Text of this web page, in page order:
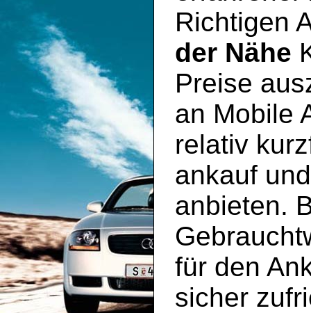
Richtigen
der Nähe
Preise
an Mobile
relativ
ankauf
anbieten.
für den
sicher